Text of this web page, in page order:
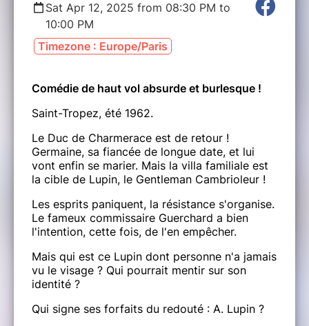
Sat Apr 12, 2025 from 08:30 PM to
10:00 PM
Timezone : Europe/Paris
Comédie de haut vol absurde et burlesque !
Saint-Tropez, été 1962.
Le Duc de Charmerace est de retour !
Germaine, sa fiancée de longue date, et lui
vont enfin se marier. Mais la villa familiale est
la cible de Lupin, le Gentleman Cambrioleur !
Les esprits paniquent, la résistance s'organise.
Le fameux commissaire Guerchard a bien
l'intention, cette fois, de l'en empêcher.
Mais qui est ce Lupin dont personne n'a jamais
vu le visage ? Qui pourrait mentir sur son
identité ?
Qui signe ses forfaits du redouté : A. Lupin ?